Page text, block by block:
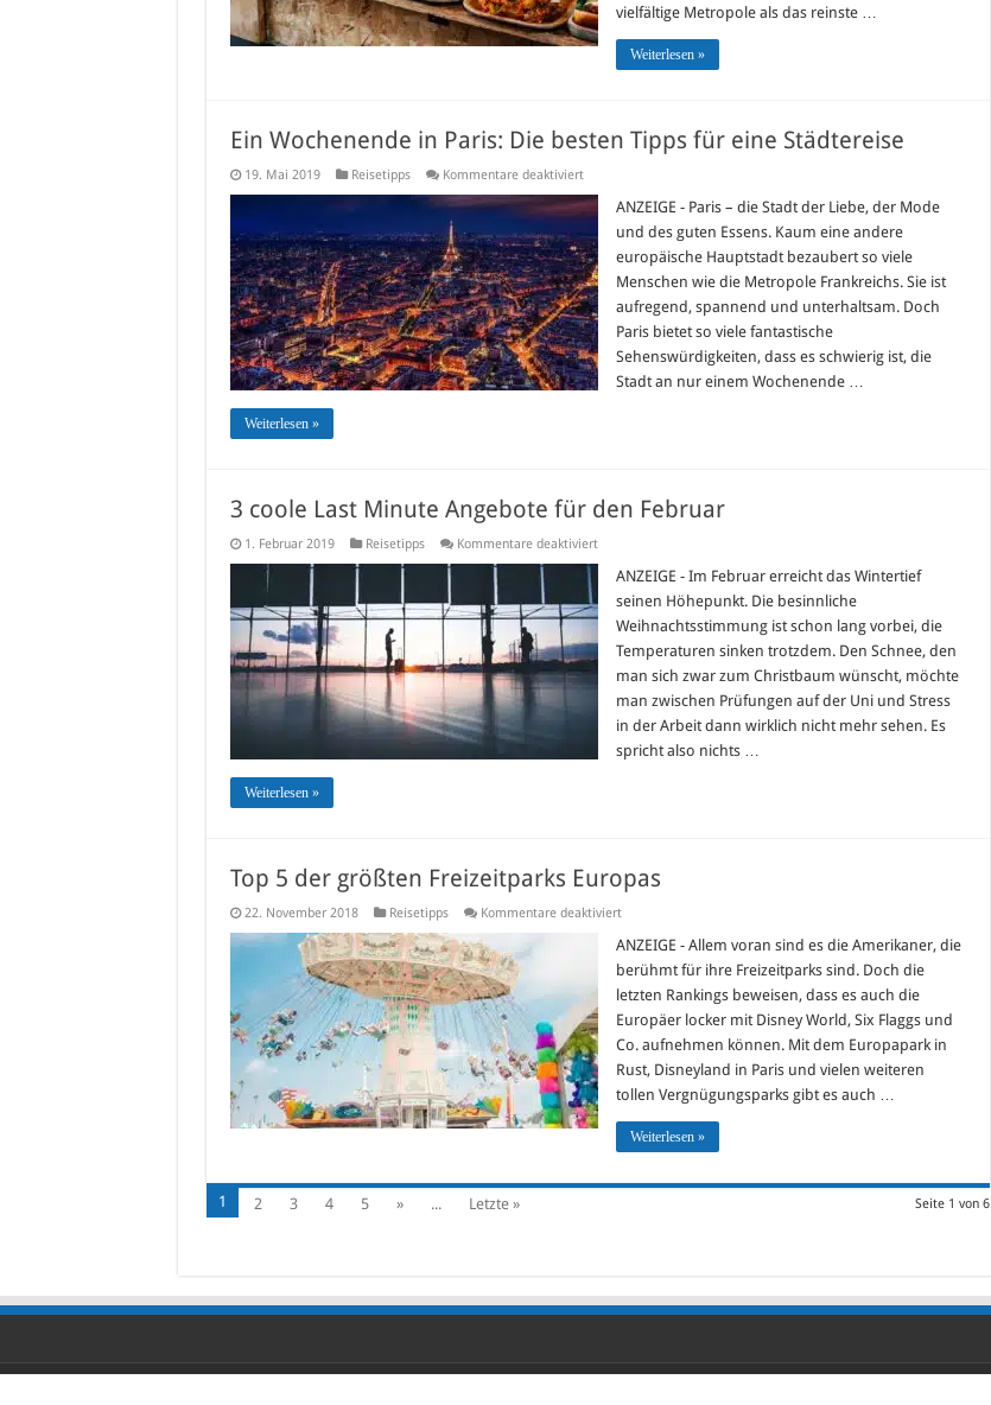
vielfältige Metropole als das reinste …
Weiterlesen »
Ein Wochenende in Paris: Die besten Tipps für eine Städtereise
19. Mai 2019 Reisetipps Kommentare deaktiviertfür
Wochenende
in
Paris:
Die
besten
Tipps
für
eine
Städtereise
ANZEIGE - Paris – die Stadt der Liebe, der Mode
und des guten Essens. Kaum eine andere
europäische Hauptstadt bezaubert so viele
Menschen wie die Metropole Frankreichs. Sie ist
aufregend, spannend und unterhaltsam. Doch
Paris bietet so viele fantastische
Sehenswürdigkeiten, dass es schwierig ist, die
Stadt an nur einem Wochenende …
Weiterlesen »
3 coole Last Minute Angebote für den Februar
1. Februar 2019 Reisetipps Kommentare deaktiviertfür
coole
Minute
Angebote
den
ANZEIGE - Im Februar erreicht das Wintertief
seinen Höhepunkt. Die besinnliche
Weihnachtsstimmung ist schon lang vorbei, die
Temperaturen sinken trotzdem. Den Schnee, den
man sich zwar zum Christbaum wünscht, möchte
man zwischen Prüfungen auf der Uni und Stress
in der Arbeit dann wirklich nicht mehr sehen. Es
spricht also nichts …
Weiterlesen »
Top 5 der größten Freizeitparks Europas
22. November 2018 Reisetipps Kommentare deaktiviertfür
5
größten
Freizeitparks
Europas
ANZEIGE - Allem voran sind es die Amerikaner, die
berühmt für ihre Freizeitparks sind. Doch die
letzten Rankings beweisen, dass es auch die
Europäer locker mit Disney World, Six Flaggs und
Co. aufnehmen können. Mit dem Europapark in
Rust, Disneyland in Paris und vielen weiteren
tollen Vergnügungsparks gibt es auch …
Weiterlesen »
Seite 1 von 6
1 2 3 4 5 » ... Letzte »